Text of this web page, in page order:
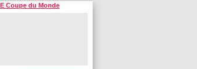
Coupe du Monde